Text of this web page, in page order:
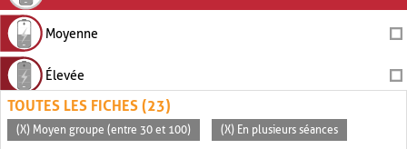
Moyenne
Élevée
TOUTES LES FICHES (23)
(X) Moyen groupe (entre 30 et 100) (X) En plusieurs séances